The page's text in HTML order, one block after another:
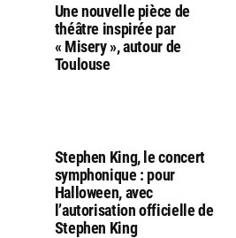
Une nouvelle pièce de
théâtre inspirée par
« Misery », autour de
Toulouse
Stephen King, le concert
symphonique : pour
Halloween, avec
l’autorisation officielle de
Stephen King